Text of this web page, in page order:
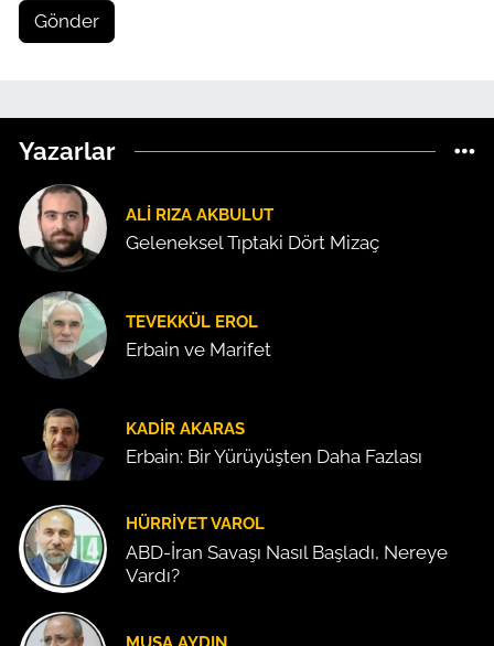
Gönder
Yazarlar
ALI RIZA AKBULUT
Geleneksel Tıptaki Dört Mizaç
TEVEKKÜL EROL
Erbain ve Marifet
KADIR AKARAS
Erbain: Bir Yürüyüşten Daha Fazlası
HÜRRIYET VAROL
ABD-İran Savaşı Nasıl Başladı, Nereye
Vardı?
MUSA AYDIN